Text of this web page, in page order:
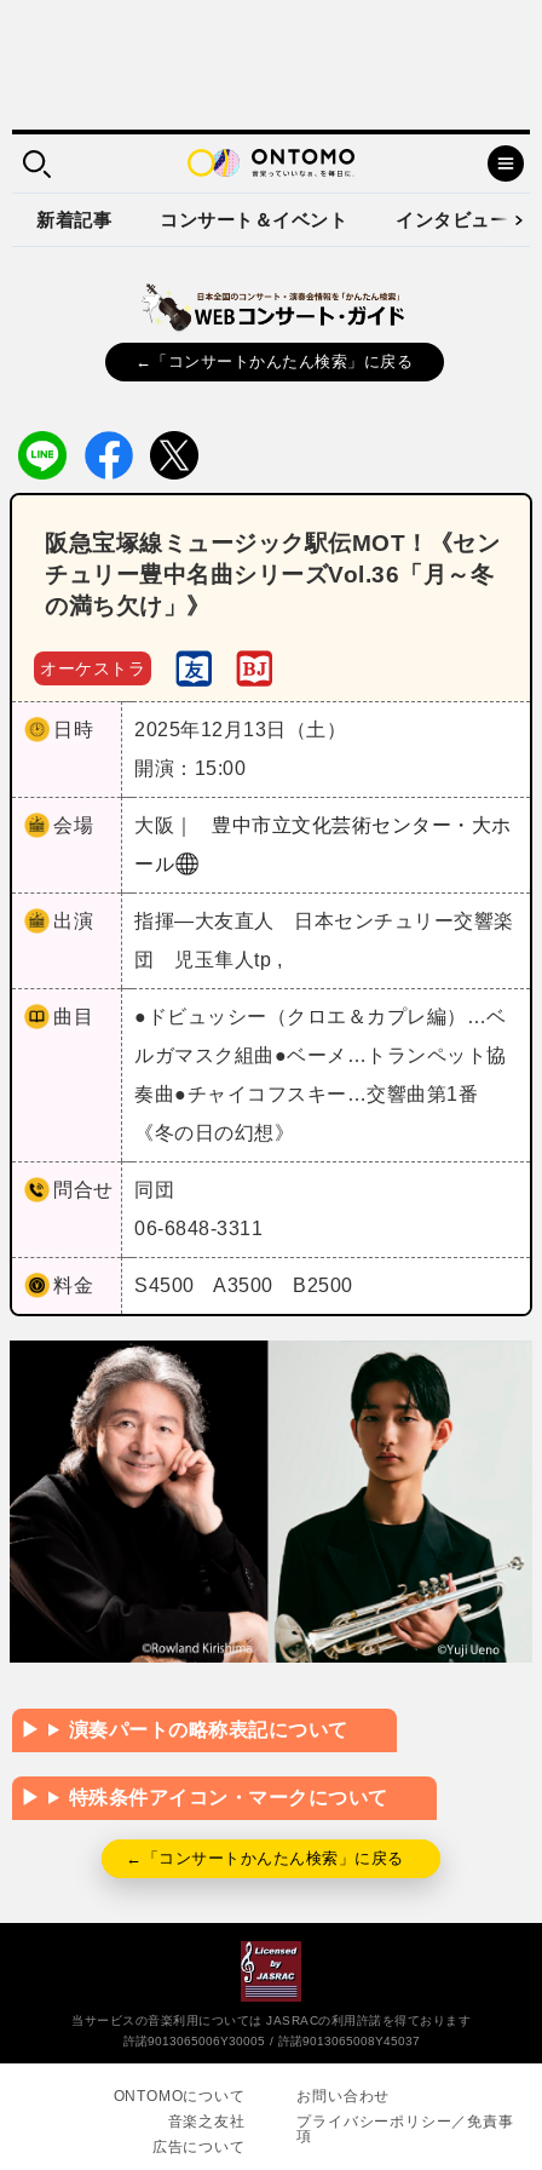
新着記事 コンサート＆イベント インタビュー
←「コンサートかんたん検索」に戻る
阪急宝塚線ミュージック駅伝MOT！《セン
チュリー豊中名曲シリーズVol.36「月～冬
の満ち欠け」》
オーケストラ
日時
2025年12月13日（土）
開演：15:00
会場 大阪｜
豊中市立文化芸術センター・大ホ
ール
出演
指揮―大友直人 日本センチュリー交響楽
団 児玉隼人tp ,
曲目
●ドビュッシー（クロエ＆カプレ編）…ベ
ルガマスク組曲●ベーメ…トランペット協
奏曲●チャイコフスキー…交響曲第1番
《冬の日の幻想》
問合せ
同団
06-6848-3311
料金 S4500 A3500 B2500
演奏パートの略称表記について
特殊条件アイコン・マークについて
←「コンサートかんたん検索」に戻る
当サービスの音楽利用については JASRACの利用許諾を得ております
許諾9013065006Y30005
許諾9013065008Y45037
ONTOMOについて
音楽之友社
広告について
お問い合わせ
プライバシーポリシー／免責事
項